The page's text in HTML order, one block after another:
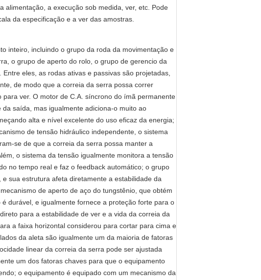
alimentação, a execução sob medida, ver, etc. Pode
da especificação e a ver das amostras.
inteiro, incluindo o grupo da roda da movimentação e
o grupo de aperto do rolo, o grupo de gerencio da
eles, as rodas ativas e passivas são projetadas,
de modo que a correia da serra possa correr
ver. O motor de C.A. síncrono do ímã permanente
saída, mas igualmente adiciona-o muito ao
alta e nível excelente do uso eficaz da energia;
de tensão hidráulico independente, o sistema
se de que a correia da serra possa manter a
o sistema da tensão igualmente monitora a tensão
no tempo real e faz o feedback automático; o grupo
sua estrutura afeta diretamente a estabilidade da
de aperto de aço do tungstênio, que obtém
durável, e igualmente fornece a proteção forte para o
para a estabilidade de ver e a vida da correia da
a faixa horizontal considerou para cortar para cima e
da aleta são igualmente um da maioria de fatoras
linear da correia da serra pode ser ajustada
um dos fatoras chaves para que o equipamento
o equipamento é equipado com um mecanismo da